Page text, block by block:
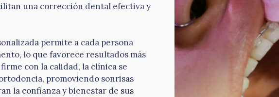
una corrección dental efectiva y
permite a cada persona
lo que favorece resultados más
con la calidad, la clínica se
promoviendo sonrisas
la confianza y bienestar de sus